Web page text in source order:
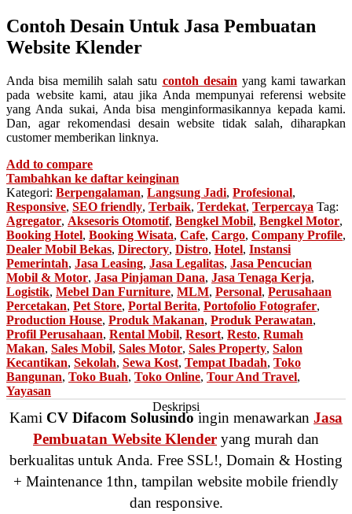
Contoh Desain Untuk Jasa Pembuatan
Website Klender
Anda bisa memilih salah satu contoh desain yang kami tawarkan
pada website kami, atau jika Anda mempunyai referensi website
yang Anda sukai, Anda bisa menginformasikannya kepada kami.
Dan, agar rekomendasi desain website tidak salah, diharapkan
customer memberikan linknya.
Add to compare
Tambahkan ke daftar keinginan
Kategori: Berpengalaman, Langsung Jadi, Profesional,
Responsive, SEO friendly, Terbaik, Terdekat, Terpercaya Tag:
Agregator, Aksesoris Otomotif, Bengkel Mobil, Bengkel Motor,
Booking Hotel, Booking Wisata, Cafe, Cargo, Company Profile,
Dealer Mobil Bekas, Directory, Distro, Hotel, Instansi
Pemerintah, Jasa Leasing, Jasa Legalitas, Jasa Pencucian
Mobil & Motor, Jasa Pinjaman Dana, Jasa Tenaga Kerja,
Logistik, Mebel Dan Furniture, MLM, Personal, Perusahaan
Percetakan, Pet Store, Portal Berita, Portofolio Fotografer,
Production House, Produk Makanan, Produk Perawatan,
Profil Perusahaan, Rental Mobil, Resort, Resto, Rumah
Makan, Sales Mobil, Sales Motor, Sales Property, Salon
Kecantikan, Sekolah, Sewa Kost, Tempat Ibadah, Toko
Bangunan, Toko Buah, Toko Online, Tour And Travel,
Yayasan
Deskripsi
Kami CV Difacom Solusindo ingin menawarkan Jasa
Pembuatan Website Klender yang murah dan
berkualitas untuk Anda. Free SSL!, Domain & Hosting
+ Maintenance 1thn, tampilan website mobile friendly
dan responsive.